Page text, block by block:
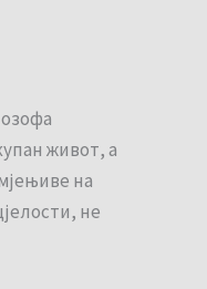
живот, а
на
не